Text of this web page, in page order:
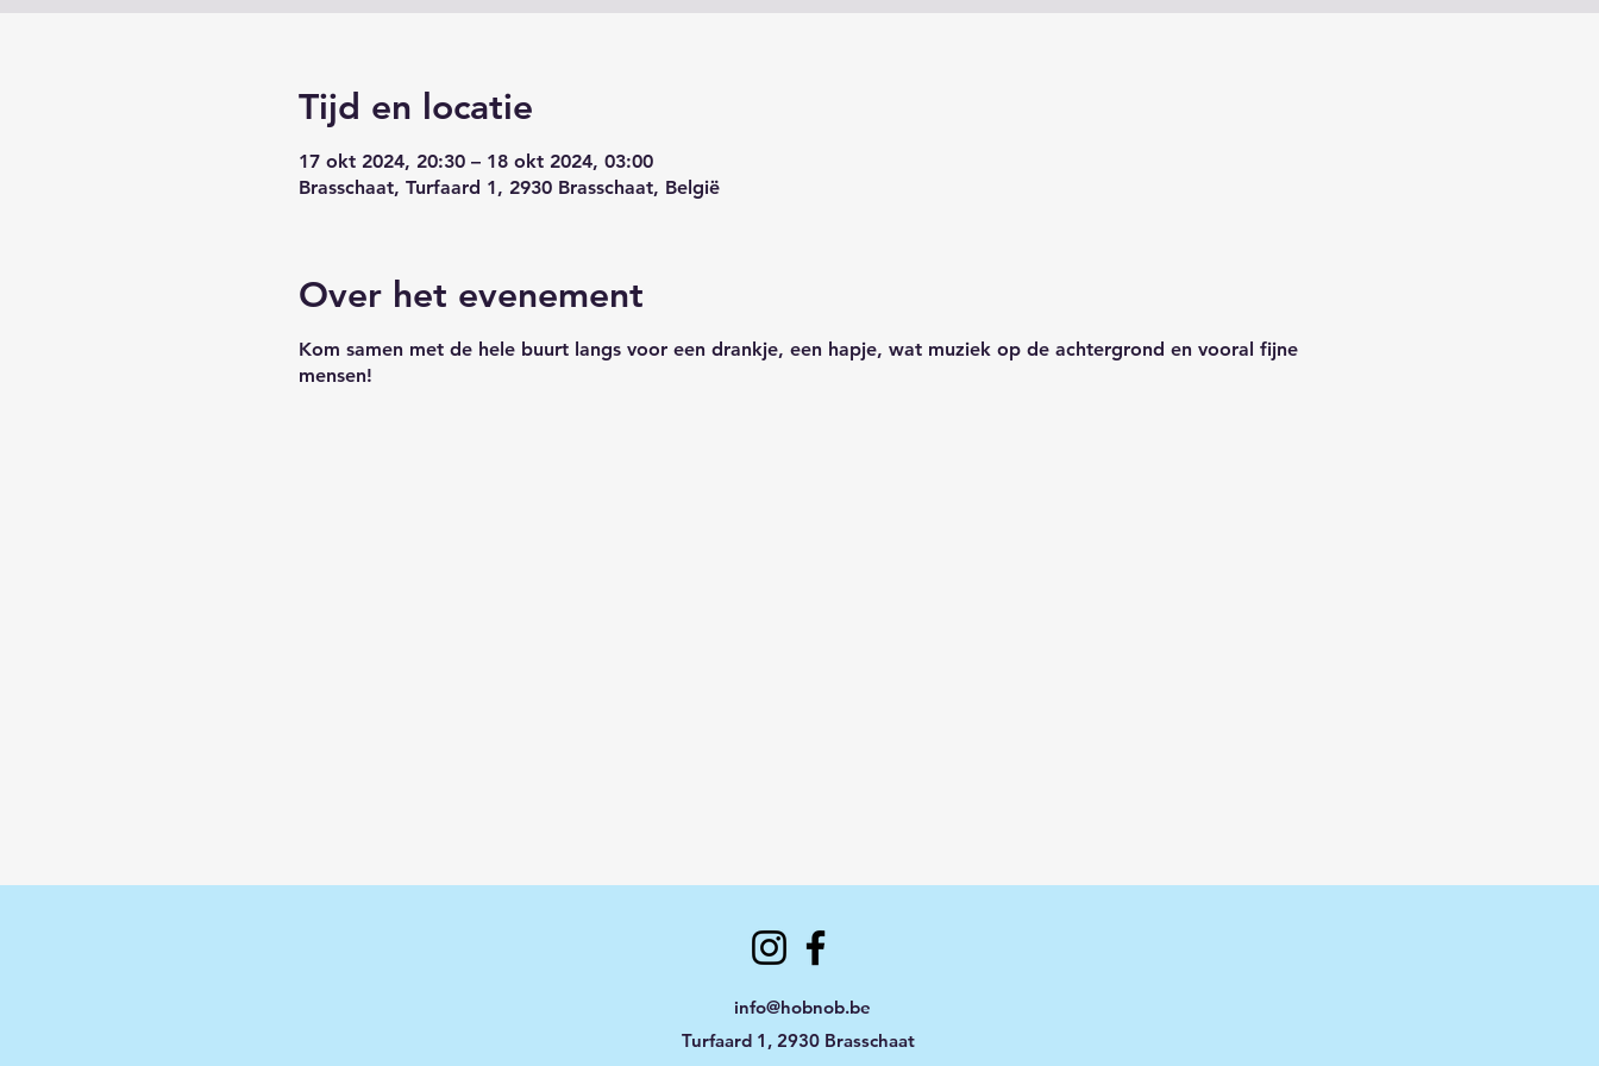
Tijd en locatie
17 okt 2024, 20:30 – 18 okt 2024, 03:00
Brasschaat, Turfaard 1, 2930 Brasschaat, België
Over het evenement
Kom samen met de hele buurt langs voor een drankje, een hapje, wat muziek op de achtergrond en vooral fijne
mensen!
info@hobnob.be
Turfaard 1, 2930 Brasschaat